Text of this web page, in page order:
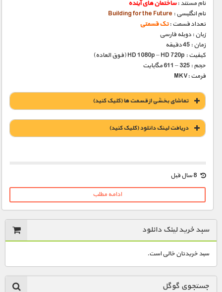
نام مستند :ساختمان های آینده
نام انگلیسی : Building for the Future
تعداد قسمت :تک قسمتی
زبان : دوبله فارسی
زمان : 45 دقیقه
کیفیت : HD 1080p – HD 720p (فوق العاده)
حجم : 325 – 611 مگابایت
فرمت :MKV
تماشای بخشی از قسمت ها (کلیک کنید)
دریافت لينک دانلود (کليک کنيد)
1900 تومان – خرید لینک دانلود (افزودن به سبد خريد)
ادامه مطلب
سبد خرید لینک دانلود
سبد خریدتان خالی است.
جستجوی گوگل